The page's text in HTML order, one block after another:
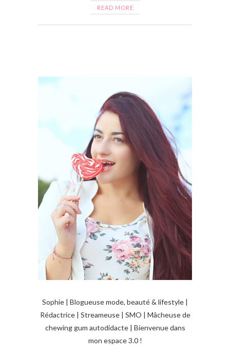
READ MORE
Sophie | Blogueuse mode, beauté & lifestyle |
Rédactrice | Streameuse | SMO | Mâcheuse de
chewing gum autodidacte | Bienvenue dans
mon espace 3.0 !